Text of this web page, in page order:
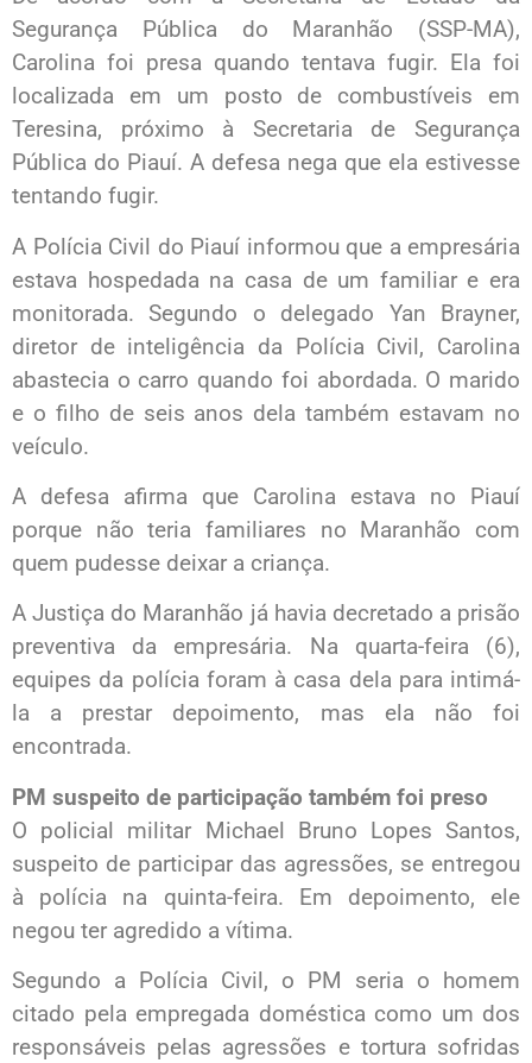
Segurança Pública do Maranhão (SSP-MA),
Carolina foi presa quando tentava fugir. Ela foi
localizada em um posto de combustíveis em
Teresina, próximo à Secretaria de Segurança
Pública do Piauí. A defesa nega que ela estivesse
tentando fugir.
A Polícia Civil do Piauí informou que a empresária
estava hospedada na casa de um familiar e era
monitorada. Segundo o delegado Yan Brayner,
diretor de inteligência da Polícia Civil, Carolina
abastecia o carro quando foi abordada. O marido
e o filho de seis anos dela também estavam no
veículo.
A defesa afirma que Carolina estava no Piauí
porque não teria familiares no Maranhão com
quem pudesse deixar a criança.
A Justiça do Maranhão já havia decretado a prisão
preventiva da empresária. Na quarta-feira (6),
equipes da polícia foram à casa dela para intimá-
la a prestar depoimento, mas ela não foi
encontrada.
PM suspeito de participação também foi preso
O policial militar Michael Bruno Lopes Santos,
suspeito de participar das agressões, se entregou
à polícia na quinta-feira. Em depoimento, ele
negou ter agredido a vítima.
Segundo a Polícia Civil, o PM seria o homem
citado pela empregada doméstica como um dos
responsáveis pelas agressões e tortura sofridas